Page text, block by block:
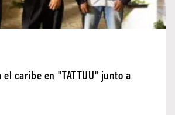
el caribe en "TATTUU" junto a